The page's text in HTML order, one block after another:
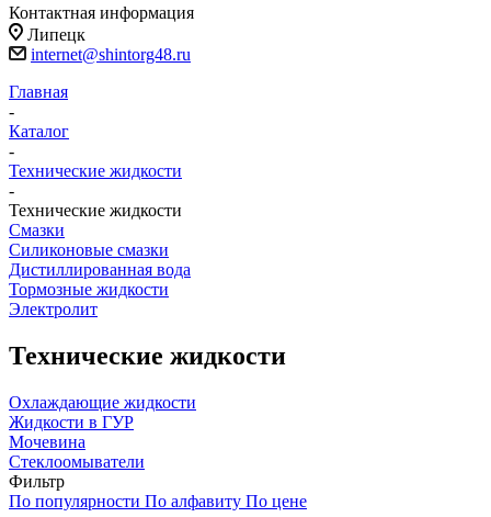
Контактная информация
Липецк
internet@shintorg48.ru
Главная
-
Каталог
-
Технические жидкости
-
Технические жидкости
Смазки
Силиконовые смазки
Дистиллированная вода
Тормозные жидкости
Электролит
Технические жидкости
Охлаждающие жидкости
Жидкости в ГУР
Мочевина
Стеклоомыватели
Фильтр
По популярности По алфавиту По цене